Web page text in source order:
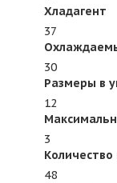
Хладагент
37
30
Размеры в
12
3
Количество
48